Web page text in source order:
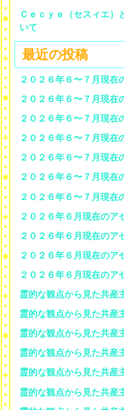
Ｃｅｃｙｅ（セスィエ）
いて
最近の投稿
２０２６年６〜７月現
２０２６年６〜７月現
２０２６年６〜７月現
２０２６年６〜７月現
２０２６年６〜７月現
２０２６年６〜７月現
２０２６年６〜７月現
２０２６年６月現在の
２０２６年６月現在の
２０２６年６月現在の
２０２６年６月現在の
霊的な観点から見た共
霊的な観点から見た共
霊的な観点から見た共
霊的な観点から見た共
霊的な観点から見た共
霊的な観点から見た共